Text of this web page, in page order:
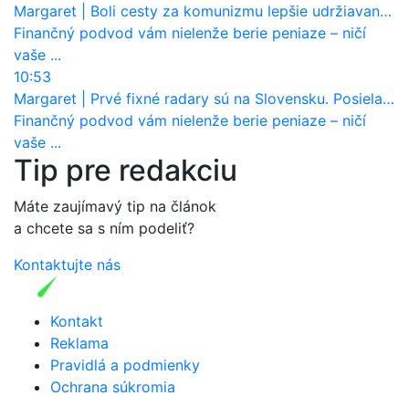
Margaret
Boli cesty za komunizmu lepšie udržiavané ako dnes?
Finančný podvod vám nielenže berie peniaze – ničí
vaše ...
10:53
Margaret
Prvé fixné radary sú na Slovensku. Posielajú už pokuty? Ukáže ich Waze?
Finančný podvod vám nielenže berie peniaze – ničí
vaše ...
Tip pre redakciu
Máte zaujímavý tip na článok
a chcete sa s ním podeliť?
Kontaktujte nás
Kontakt
Reklama
Pravidlá a podmienky
Ochrana súkromia